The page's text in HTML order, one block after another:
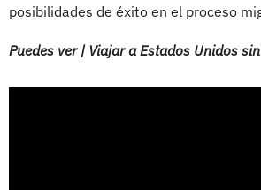
posibilidades de éxito en el proceso
Puedes ver | Viajar a Estados Unidos